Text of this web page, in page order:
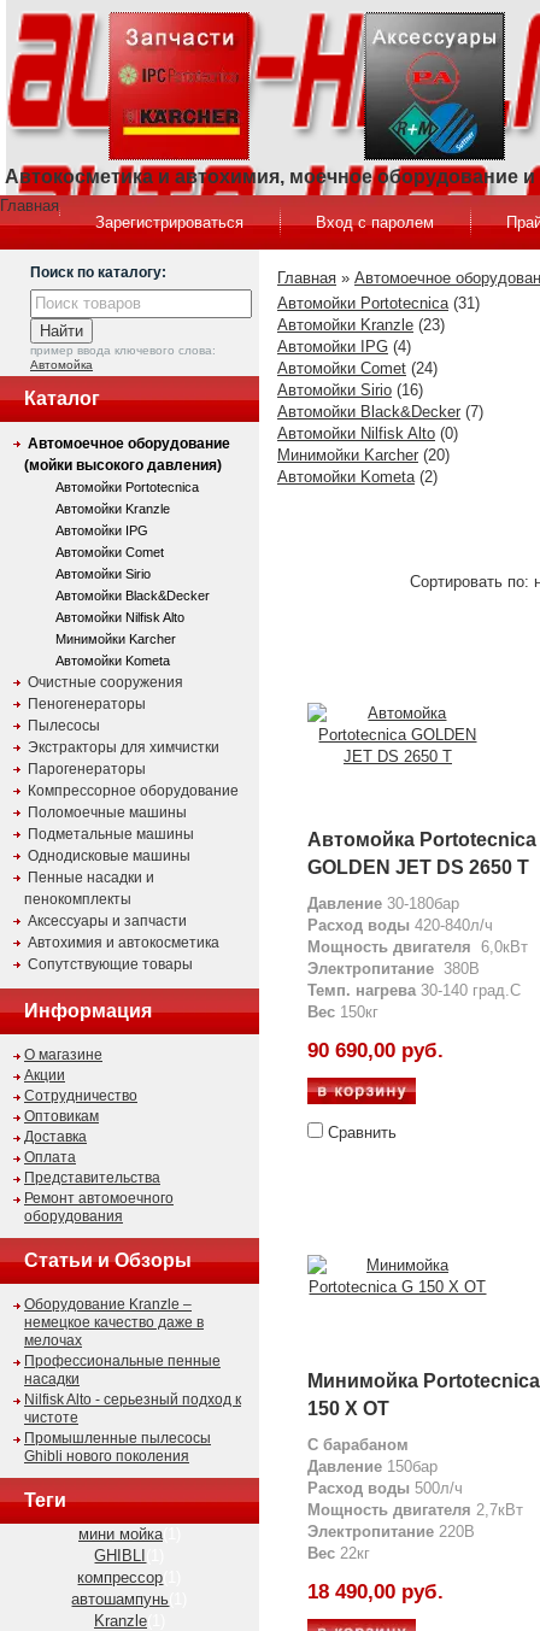
Автокосметика и автохимия, моечное оборудование
Главная
Зарегистрироваться
Вход с паролем
Поиск по каталогу:
пример ввода ключевого слова:
Автомойка
Каталог
Автомоечное оборудование
(мойки высокого давления)
Автомойки Portotecnica
Автомойки Kranzle
Автомойки IPG
Автомойки Comet
Автомойки Sirio
Автомойки Black&Decker
Автомойки Nilfisk Alto
Минимойки Karcher
Автомойки Kometa
Очистные сооружения
Пеногенераторы
Пылесосы
Экстракторы для химчистки
Парогенераторы
Компрессорное оборудование
Поломоечные машины
Подметальные машины
Однодисковые машины
Пенные насадки и
пенокомплекты
Аксессуары и запчасти
Автохимия и автокосметика
Сопутствующие товары
Информация
О магазине
Акции
Сотрудничество
Оптовикам
Доставка
Оплата
Представительства
Ремонт автомоечного
оборудования
Статьи и Обзоры
Оборудование Kranzle –
немецкое качество даже в
мелочах
Профессиональные пенные
насадки
Nilfisk Alto - серьезный подход к
чистоте
Промышленные пылесосы
Ghibli нового поколения
Теги
мини мойка(1)
GHIBLI
компрессор
автошампунь
Kranzle
Главная » Автомоечное
Автомойки Portotecnica(31)
Автомойки Kranzle (23)
Автомойки IPG (4)
Автомойки Comet (24)
Автомойки Sirio (16)
Автомойки Black&Decker (7)
Автомойки Nilfisk Alto (0)
Минимойки Karcher (20)
Автомойки Kometa(2)
Сортировать по:
Автомойка Portotecnica
GOLDEN JET DS 2650 T
Давление 30-180бар
Расход воды 420-840л/ч
Мощность двигателя 6,0кВт
Электропитание 380В
Темп. нагрева30-140 град.С
Вес 150кг
90 690,00 руб.
Сравнить
Минимойка
150 X OT
С барабаном
Давление 150бар
Расход воды 500л/ч
Мощность двигателя 2,7кВт
Электропитание 220В
Вес 22кг
18 490,00 руб.